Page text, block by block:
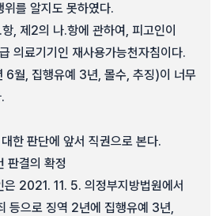
를 알지도 못하였다.
, 제2의 나.항에 관하여, 피고인이
의료기기인 재사용가능천자침이다.
6월, 집행유예 3년, 몰수, 추징)이 너무
한 판단에 앞서 직권으로 본다.
판결의 확정
은 2021. 11. 5. 의정부지방법원에서
등으로 징역 2년에 집행유예 3년,